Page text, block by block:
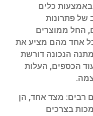
באמצעות כלים
של פתרונות
החל ממוצרים
כל אחד מהם מציע את
הנכונה דורשת
הכספים, העלות
רבים: מצד אחד, הן
בצרכים